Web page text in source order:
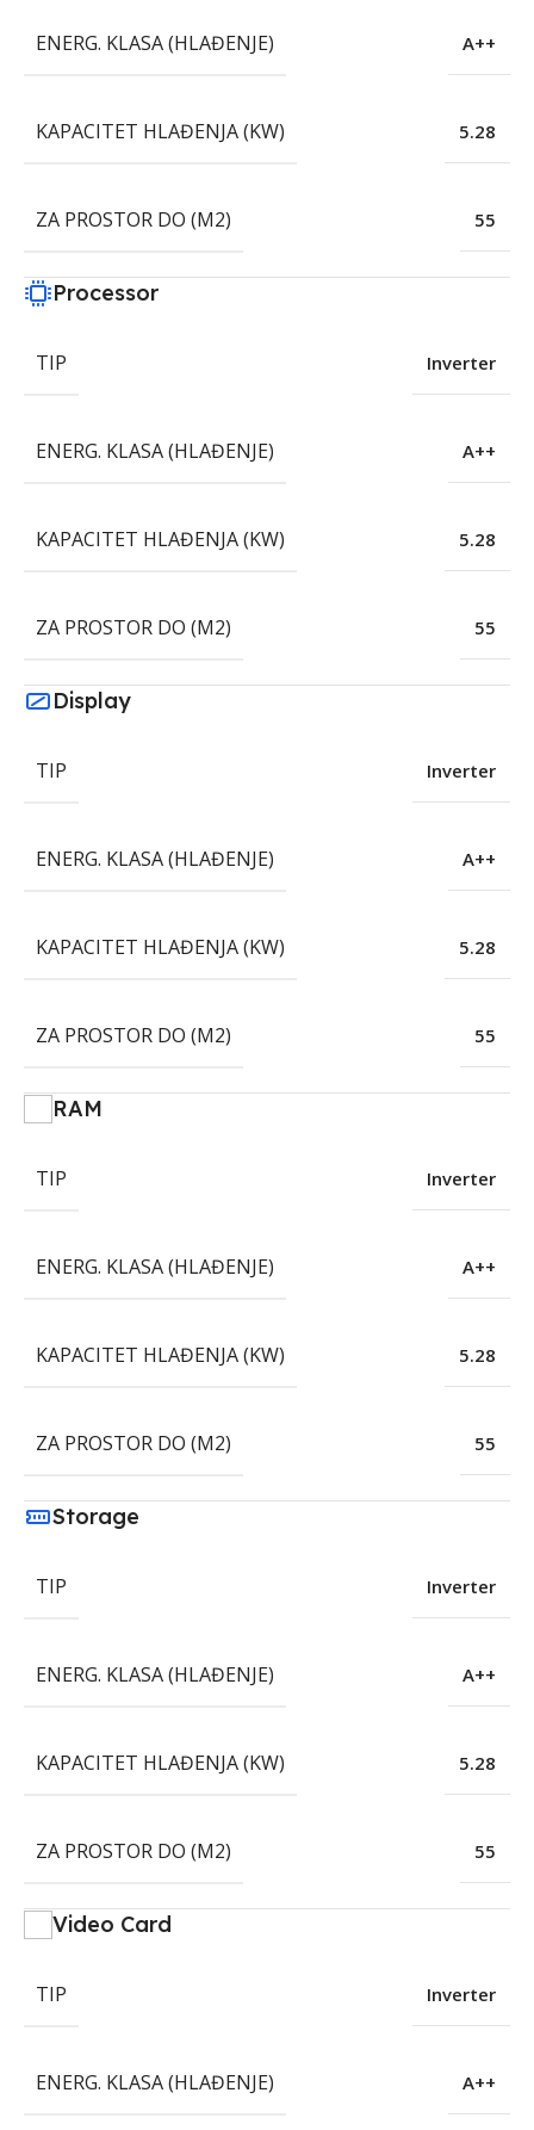
ENERG. KLASA (HLAĐENJE) A++
KAPACITET HLAĐENJA (KW) 5.28
ZA PROSTOR DO (M2) 55
Processor
TIP Inverter
ENERG. KLASA (HLAĐENJE) A++
KAPACITET HLAĐENJA (KW) 5.28
ZA PROSTOR DO (M2) 55
Display
TIP Inverter
ENERG. KLASA (HLAĐENJE) A++
KAPACITET HLAĐENJA (KW) 5.28
ZA PROSTOR DO (M2) 55
RAM
TIP Inverter
ENERG. KLASA (HLAĐENJE) A++
KAPACITET HLAĐENJA (KW) 5.28
ZA PROSTOR DO (M2) 55
Storage
TIP Inverter
ENERG. KLASA (HLAĐENJE) A++
KAPACITET HLAĐENJA (KW) 5.28
ZA PROSTOR DO (M2) 55
Video Card
TIP Inverter
ENERG. KLASA (HLAĐENJE) A++